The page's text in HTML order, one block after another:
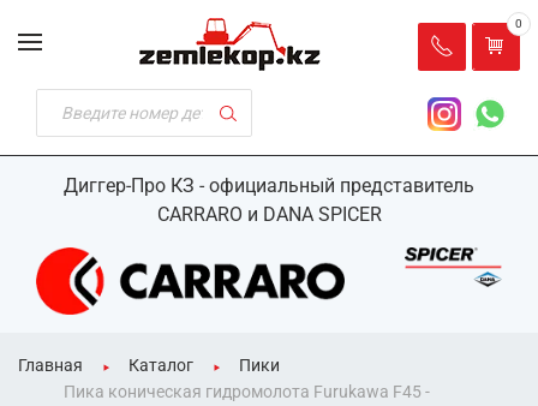
Диггер-Про КЗ - официальный представитель
CARRARO и DANA SPICER
0
Главная Каталог
Пики
Пика коническая гидромолота Furukawa F45 -